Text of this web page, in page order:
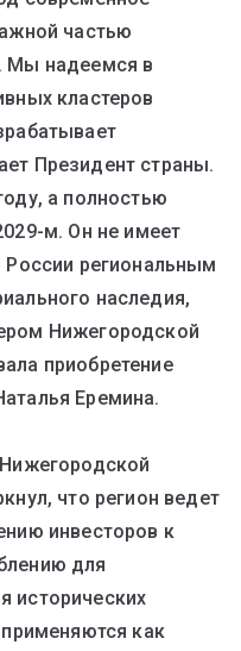
частью
Мы надеемся в
кластеров
Президент страны.
а полностью
м. Он не имеет
России региональным
наследия,
Нижегородской
приобретение
Еремина.
что регион ведет
инвесторов к
для
исторических
как